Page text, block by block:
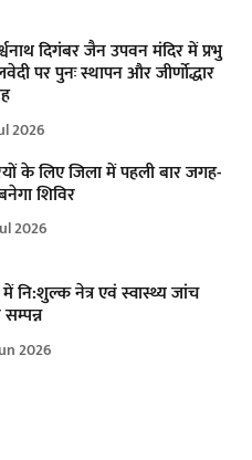
दिगंबर जैन उपवन मंदिर में प्रभु
पर पुनः स्थापन और जीर्णोद्धार
2026
के लिए जिला में पहली बार जगह-
शिविर
2026
में नि:शुल्क नेत्र एवं स्वास्थ्य जांच
2026